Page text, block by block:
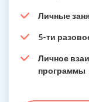
Личные
5-ти
Личное
программы